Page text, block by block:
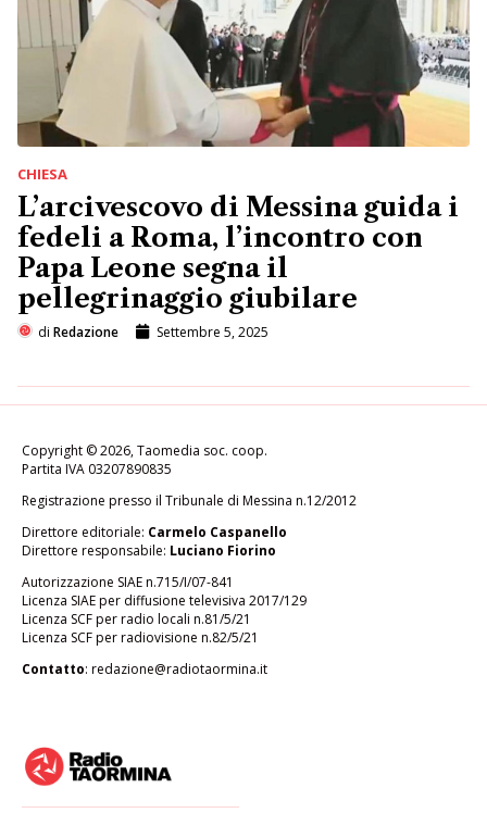
CHIESA
L’arcivescovo di Messina guida i
fedeli a Roma, l’incontro con
Papa Leone segna il
pellegrinaggio giubilare
di Redazione Settembre 5, 2025
Copyright © 2026, Taomedia soc. coop.
Partita IVA 03207890835
Registrazione presso il Tribunale di Messina n.12/2012
Direttore editoriale: Carmelo Caspanello
Direttore responsabile: Luciano Fiorino
Autorizzazione SIAE n.715/I/07-841
Licenza SIAE per diffusione televisiva 2017/129
Licenza SCF per radio locali n.81/5/21
Licenza SCF per radiovisione n.82/5/21
Contatto: redazione@radiotaormina.it